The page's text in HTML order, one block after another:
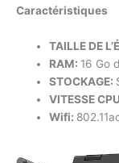
Caractéristiques
TAILLE DE
RAM: 16 Go
STOCKAGE:
VITESSE
Wifi: